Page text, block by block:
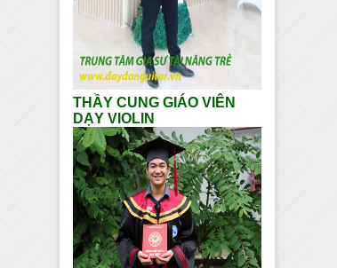
THẦY CUNG GIÁO VIÊN
DẠY VIOLIN